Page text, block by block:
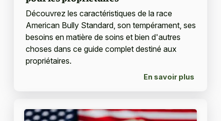
Découvrez les caractéristiques de la race
American Bully Standard, son tempérament, ses
besoins en matière de soins et bien d'autres
choses dans ce guide complet destiné aux
propriétaires.
En savoir plus